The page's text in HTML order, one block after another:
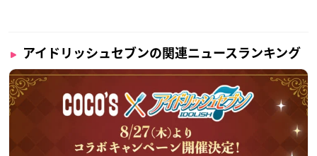
アイドリッシュセブンの関連ニュースランキング